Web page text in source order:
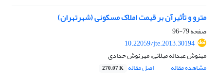
مترو و تأثیرآن بر قیمت املاک مسکونی (‌شهرتهران)‌
صفحه79-96
10.22059/jte.2013.30194
مهنوش عبداله میلانی، مهرنوش حدادی
مشاهده مقاله
اصل مقاله 270.07 K